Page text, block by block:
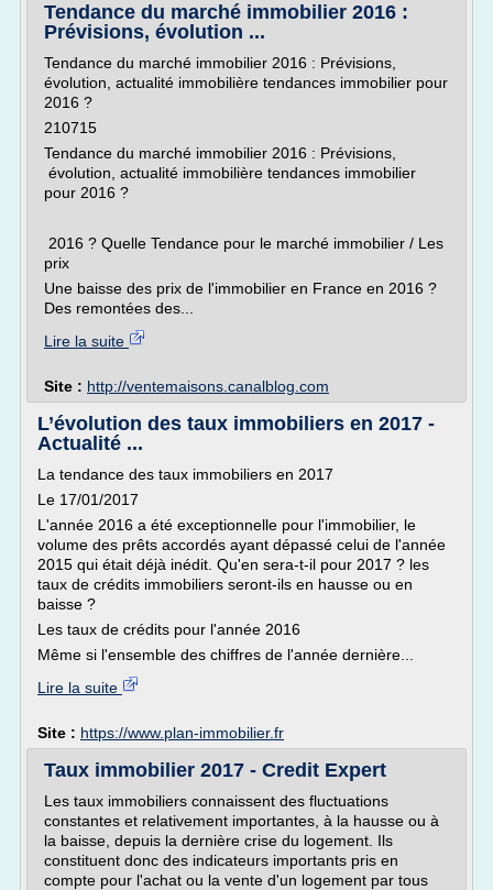
Tendance du marché immobilier 2016 :
Prévisions, évolution ...
Tendance du marché immobilier 2016 : Prévisions,
évolution, actualité immobilière tendances immobilier pour
2016 ?
210715
Tendance du marché immobilier 2016 : Prévisions,
évolution, actualité immobilière tendances immobilier
pour 2016 ?
2016 ? Quelle Tendance pour le marché immobilier / Les
prix
Une baisse des prix de l'immobilier en France en 2016 ?
Des remontées des...
Lire la suite
Site : http://ventemaisons.canalblog.com
L’évolution des taux immobiliers en 2017 -
Actualité ...
La tendance des taux immobiliers en 2017
Le 17/01/2017
L'année 2016 a été exceptionnelle pour l'immobilier, le
volume des prêts accordés ayant dépassé celui de l'année
2015 qui était déjà inédit. Qu'en sera-t-il pour 2017 ? les
taux de crédits immobiliers seront-ils en hausse ou en
baisse ?
Les taux de crédits pour l'année 2016
Même si l'ensemble des chiffres de l'année dernière...
Lire la suite
Site : https://www.plan-immobilier.fr
Taux immobilier 2017 - Credit Expert
Les taux immobiliers connaissent des fluctuations
constantes et relativement importantes, à la hausse ou à
la baisse, depuis la dernière crise du logement. Ils
constituent donc des indicateurs importants pris en
compte pour l'achat ou la vente d'un logement par tous